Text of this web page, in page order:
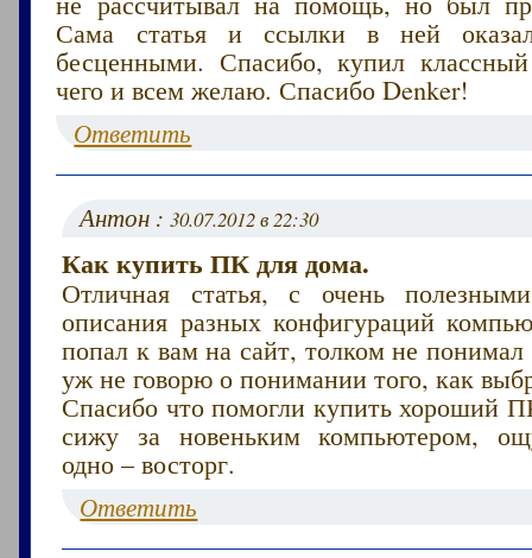
Сама статья и ссылки в ней
бесценными. Спасибо, купил
чего и всем желаю. Спасибо Denker!
Ответить
Антон :30.07.2012 в 22:30
Как купить ПК для дома.
Отличная статья, с очень
описания разных конфигураций
попал к вам на сайт, толком не
уж не говорю о понимании того, как
Спасибо что помогли купить хороший
сижу за новеньким компьютером,
одно – восторг.
Ответить